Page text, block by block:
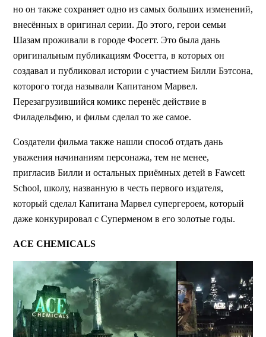
но он также сохраняет одно из самых больших изменений,
внесённых в оригинал серии. До этого, герои семьи
Шазам проживали в городе Фосетт. Это была дань
оригинальным публикациям Фосетта, в которых он
создавал и публиковал истории с участием Билли Бэтсона,
которого тогда называли Капитаном Марвел.
Перезагрузившийся комикс перенёс действие в
Филадельфию, и фильм сделал то же самое.
Создатели фильма также нашли способ отдать дань
уважения начинаниям персонажа, тем не менее,
пригласив Билли и остальных приёмных детей в Fawcett
School, школу, названную в честь первого издателя,
который сделал Капитана Марвел супергероем, который
даже конкурировал с Суперменом в его золотые годы.
ACE CHEMICALS